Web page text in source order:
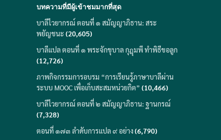
บทความที่มีผู้เข้าชมมากที่สุด
บาลีไวยากรณ์ ตอนที่ ๑ สมัญญาภิธาน: สระ
พยัญชนะ (20,605)
บาลีแปล ตอนที่ ๑ พระจักขุบาล กุฎุมพี ทำพิธีขอลูก
(12,726)
ภาพกิจกรรมการอบรม “การเรียนรู้ภาษาบาลีผ่าน
ระบบ MOOC เพื่อเก็บสะสมหน่วยกิต” (10,466)
บาลีไวยากรณ์ ตอนที่ ๒ สมัญญาภิธาน: ฐานกรณ์
(7,328)
ตอนที่ ๑๗๓ ลำดับการแปล ๙ อย่าง(6,790)